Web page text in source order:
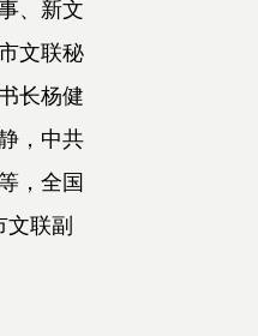
、新文
文联秘
长杨健
，中共
，全国
联副